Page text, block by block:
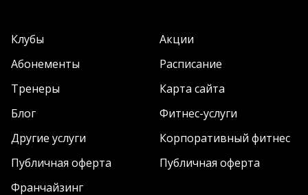
Клубы
Акции
Абонементы
Расписание
Тренеры
Карта сайта
Блог
Фитнес-услуги
Другие услуги
Корпоративный фитнес
Публичная оферта
Публичная оферта
Франчайзинг